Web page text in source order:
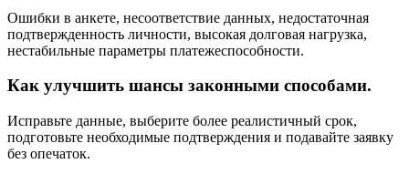
Ошибки в анкете, несоответствие данных, недостаточная
подтвержденность личности, высокая долговая нагрузка,
нестабильные параметры платежеспособности.
Как улучшить шансы законными способами.
Исправьте данные, выберите более реалистичный срок,
подготовьте необходимые подтверждения и подавайте заявку
без опечаток.